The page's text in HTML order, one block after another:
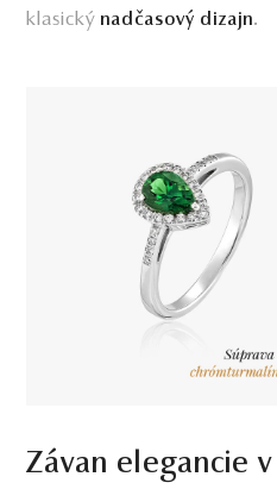
klasický nadčasový dizajn.
Závan elegancie